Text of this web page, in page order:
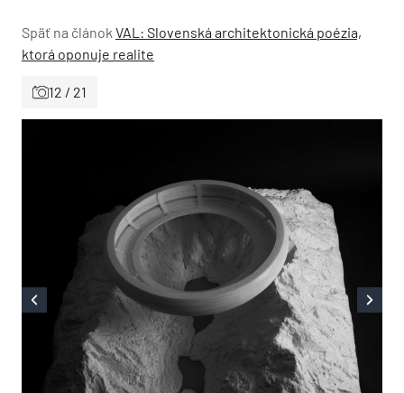
Späť na článok VAL: Slovenská architektonická poézia,
ktorá oponuje realite
12 / 21